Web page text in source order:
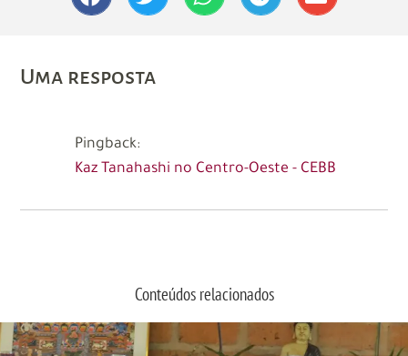
Uma resposta
Pingback:
Kaz Tanahashi no Centro-Oeste - CEBB
Conteúdos relacionados